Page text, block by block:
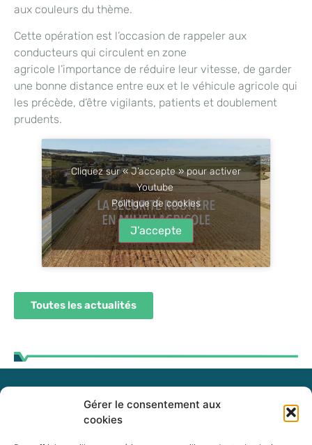
Gérer le consentement aux
cookies
aux couleurs du thème.
Cette opération est l’occasion de rappeler aux
conducteurs qui circulent en zone
agricole l’importance de réduire leur vitesse, de garder
une bonne distance entre eux et le véhicule agricole qui
les précède, d’être vigilants, patients et doublement
prudents.
Cliquez sur « J’accepte » pour activer
Youtube
Politique de cookies
J’accepte
Toutes les actualités
255, boul. Laurier, bureau 100
McMasterville (Québec)